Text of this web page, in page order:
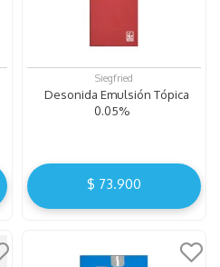
Siegfried
Desonida Emulsión Tópica
0.05%
$ 73.900